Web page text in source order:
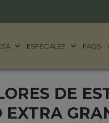
ESPECIALES FAQS
DE
EXTRA